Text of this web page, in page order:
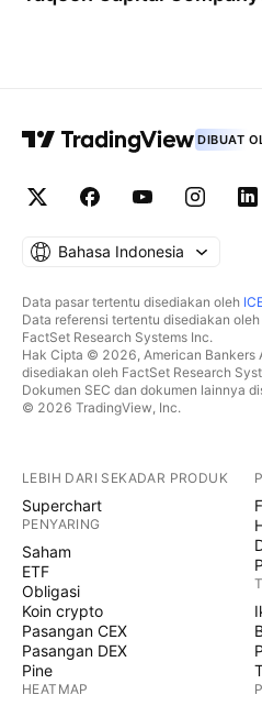
DIBUAT
Bahasa Indonesia
Data pasar tertentu disediakan oleh
Data referensi tertentu disediakan
FactSet Research Systems Inc.
Hak Cipta © 2026, American Bankers
disediakan oleh FactSet Research
Dokumen SEC dan dokumen lainnya
© 2026 TradingView, Inc.
LEBIH DARI SEKADAR PRODUK
Superchart
PENYARING
Saham
ETF
Obligasi
Koin crypto
Pasangan CEX
Pasangan DEX
Pine
HEATMAP